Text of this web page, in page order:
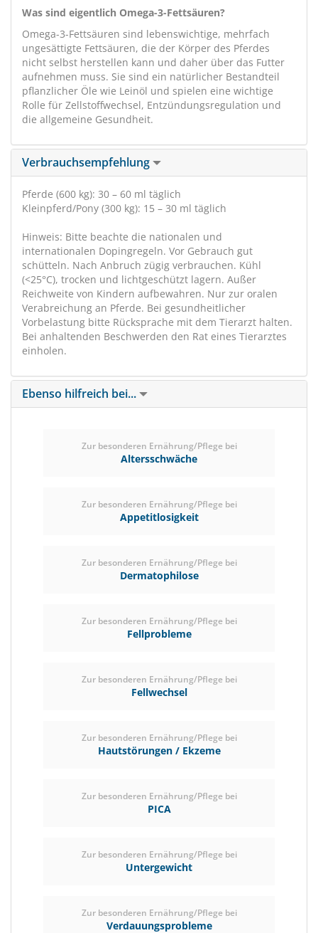
Was sind eigentlich Omega-3-Fettsäuren?
Omega-3-Fettsäuren sind lebenswichtige, mehrfach
ungesättigte Fettsäuren, die der Körper des Pferdes
nicht selbst herstellen kann und daher über das Futter
aufnehmen muss. Sie sind ein natürlicher Bestandteil
pflanzlicher Öle wie Leinöl und spielen eine wichtige
Rolle für Zellstoffwechsel, Entzündungsregulation und
die allgemeine Gesundheit.
Verbrauchsempfehlung
Pferde (600 kg): 30 – 60 ml täglich
Kleinpferd/Pony (300 kg): 15 – 30 ml täglich
Hinweis: Bitte beachte die nationalen und
internationalen Dopingregeln. Vor Gebrauch gut
schütteln. Nach Anbruch zügig verbrauchen. Kühl
(<25°C), trocken und lichtgeschützt lagern. Außer
Reichweite von Kindern aufbewahren. Nur zur oralen
Verabreichung an Pferde. Bei gesundheitlicher
Vorbelastung bitte Rücksprache mit dem Tierarzt halten.
Bei anhaltenden Beschwerden den Rat eines Tierarztes
einholen.
Ebenso hilfreich bei...
Zur besonderen Ernährung/Pflege bei
Altersschwäche
Zur besonderen Ernährung/Pflege bei
Appetitlosigkeit
Zur besonderen Ernährung/Pflege bei
Dermatophilose
Zur besonderen Ernährung/Pflege bei
Fellprobleme
Zur besonderen Ernährung/Pflege bei
Fellwechsel
Zur besonderen Ernährung/Pflege bei
Hautstörungen / Ekzeme
Zur besonderen Ernährung/Pflege bei
PICA
Zur besonderen Ernährung/Pflege bei
Untergewicht
Zur besonderen Ernährung/Pflege bei
Verdauungsprobleme